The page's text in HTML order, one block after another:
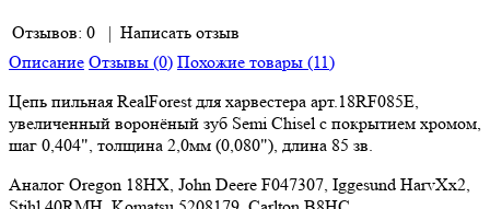
Отзывов: 0 | Написать отзыв
Описание Отзывы (0) Похожие товары (11)
Цепь пильная RealForest для харвестера арт.18RF085E,
увеличенный воронёный зуб Semi Chisel с покрытием хромом,
шаг 0,404", толщина 2,0мм (0,080"), длина 85 зв.
Аналог Oregon 18HX, John Deere F047307, Iggesund HarvXx2,